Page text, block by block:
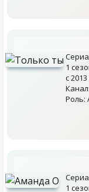
1
с
Роль:
1